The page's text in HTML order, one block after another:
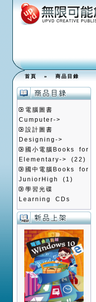
首頁»商品目錄
電腦圖書
Cumputer->
設計圖書
Designing->
國小電腦Books for
Elementary->
(22)
國中電腦Books for
JuniorHigh
(1)
學習光碟
Learning CDs